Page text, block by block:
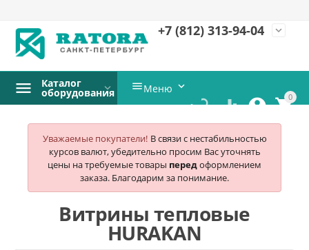
+7 (812) 313-94-04 expand_more
0


 
Каталог
оборудования Меню 
Уважаемые покупатели! В связи с нестабильностью
курсов валют, убедительно просим Вас уточнять
цены на требуемые товары передоформлением
заказа. Благодарим за понимание.
Витрины тепловые
HURAKAN